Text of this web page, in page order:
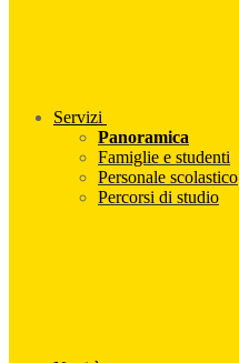
Servizi
Panoramica
Famiglie e studenti
Personale scolastico
Percorsi di studio